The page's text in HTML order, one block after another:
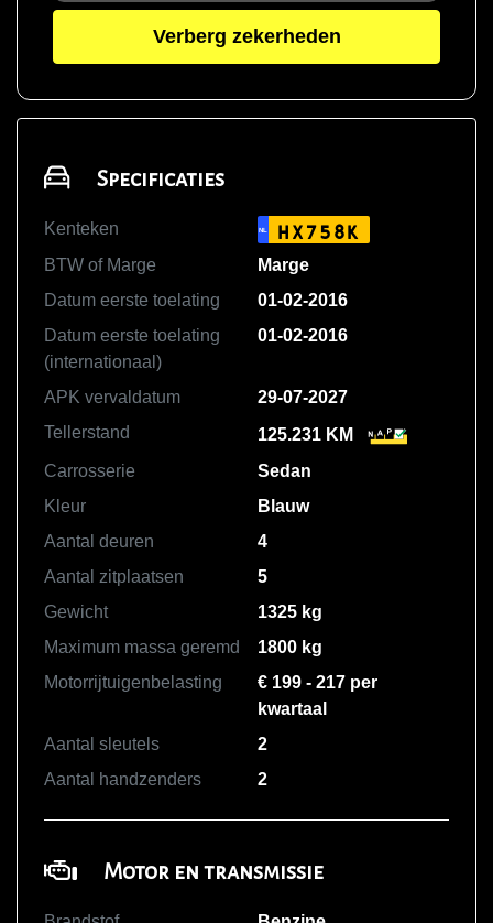
Verberg zekerheden
Specificaties
Kenteken NL HX758K
BTW of Marge
Marge
Datum eerste toelating
01-02-2016
Datum eerste toelating
(internationaal)
01-02-2016
APK vervaldatum
29-07-2027
Tellerstand
125.231 KM
Carrosserie
Sedan
Kleur
Blauw
Aantal deuren
4
Aantal zitplaatsen
5
Gewicht
1325 kg
Maximum massa geremd
1800 kg
Motorrijtuigenbelasting
€ 199 - 217 per
kwartaal
Aantal sleutels
2
Aantal handzenders
2
Motor en transmissie